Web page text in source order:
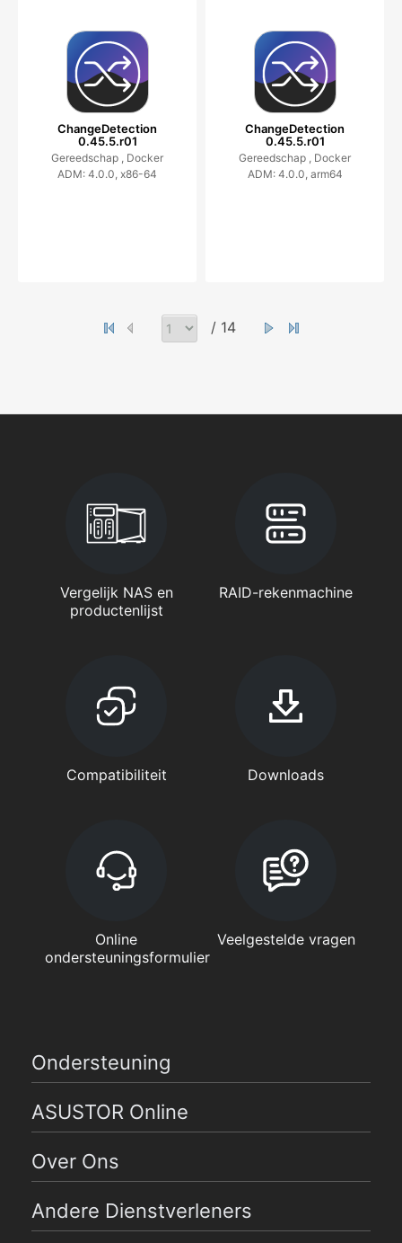
ChangeDetection
0.45.5.r01
Gereedschap , Docker
ADM: 4.0.0, x86-64
ChangeDetection
0.45.5.r01
Gereedschap , Docker
ADM: 4.0.0, arm64
/ 14
Vergelijk NAS en
productenlijst
RAID-rekenmachine
Compatibiliteit Downloads
Online
ondersteuningsformulier
Veelgestelde vragen
Ondersteuning
ASUSTOR Online
Over Ons
Andere Dienstverleners